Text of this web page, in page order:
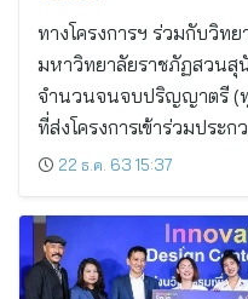
ทางโครงการฯ ร่วมกับวิท
มหาวิทยาลัยราชภัฏสวนสุ
จำนวนจนจบปริญญาตรี (ทุ
ที่ส่งโครงการเข้าร่วมประ
22 ธ.ค. 63 15:37